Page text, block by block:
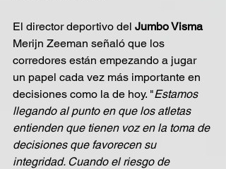
El director deportivo del Jumbo Visma
Merijn Zeeman señaló que los
corredores están empezando a jugar
un papel cada vez más importante en
decisiones como la de hoy. "Estamos
llegando al punto en que los atletas
entienden que tienen voz en la toma de
decisiones que favorecen su
integridad. Cuando el riesgo de